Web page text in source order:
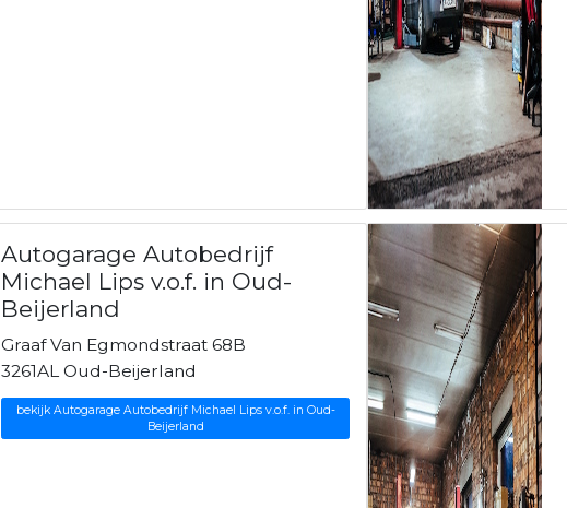
Autogarage Autobedrijf
Michael Lips v.o.f. in Oud-
Beijerland
Graaf Van Egmondstraat 68B
3261AL Oud-Beijerland
bekijk Autogarage Autobedrijf Michael Lips v.o.f. in Oud-
Beijerland